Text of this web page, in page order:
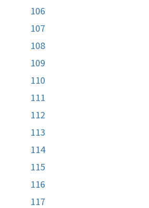
106
107
108
109
110
111
112
113
114
115
116
117